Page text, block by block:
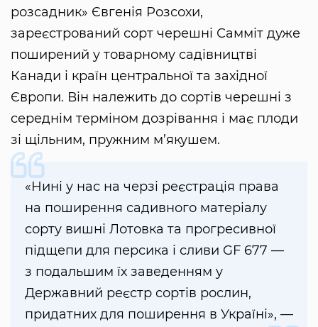
розсадник» Євгенія Розсохи,
зареєстрований сорт черешні Самміт дуже
поширений у товарному садівництві
Канади і країн центральної та західної
Європи. Він належить до сортів черешні з
середнім терміном дозрівання і має плоди
зі щільним, пружним м’якушем.
«Нині у нас на черзі реєстрація права
на поширення садивного матеріалу
сорту вишні Лотовка та прогресивної
підщепи для персика і сливи GF 677 —
з подальшим їх заведенням у
Державний реєстр сортів рослин,
придатних для поширення в Україні», —